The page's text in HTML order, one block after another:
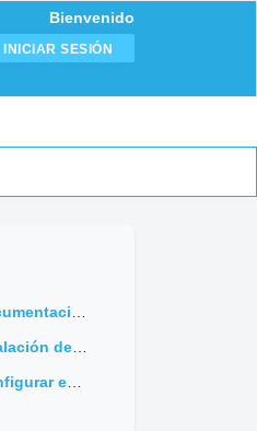
Bienvenido
INICIAR SESIÓN